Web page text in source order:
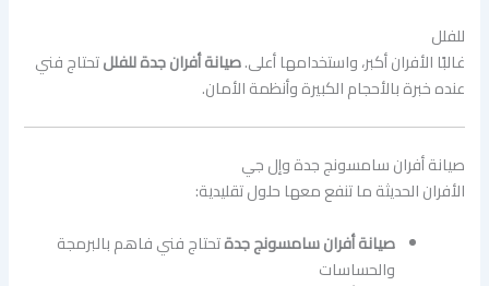
للفلل
غالبًا الأفران أكبر، واستخدامها أعلى.صيانة أفران جدة للفللتحتاج فني
عنده خبرة بالأحجام الكبيرة وأنظمة الأمان.
صيانة أفران سامسونج جدة وإل جي
الأفران الحديثة ما تنفع معها حلول تقليدية:
صيانة أفران سامسونج جدةتحتاج فني فاهم بالبرمجة
والحساسات